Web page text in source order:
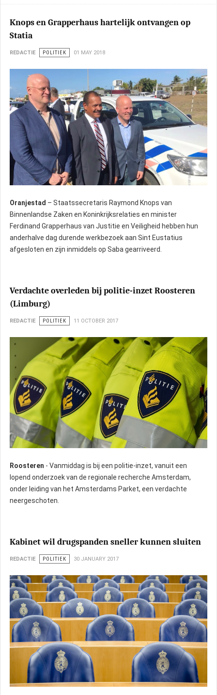
Knops en Grapperhaus hartelijk ontvangen op
Statia
REDACTIE POLITIEK 01 MAY 2018
Oranjestad – Staatssecretaris Raymond Knops van
Binnenlandse Zaken en Koninkrijksrelaties en minister
Ferdinand Grapperhaus van Justitie en Veiligheid hebben hun
anderhalve dag durende werkbezoek aan Sint Eustatius
afgesloten en zijn inmiddels op Saba gearriveerd.
Verdachte overleden bij politie-inzet Roosteren
(Limburg)
REDACTIE POLITIEK 11 OCTOBER 2017
Roosteren - Vanmiddag is bij een politie-inzet, vanuit een
lopend onderzoek van de regionale recherche Amsterdam,
onder leiding van het Amsterdams Parket, een verdachte
neergeschoten.
Kabinet wil drugspanden sneller kunnen sluiten
REDACTIE POLITIEK 30 JANUARY 2017